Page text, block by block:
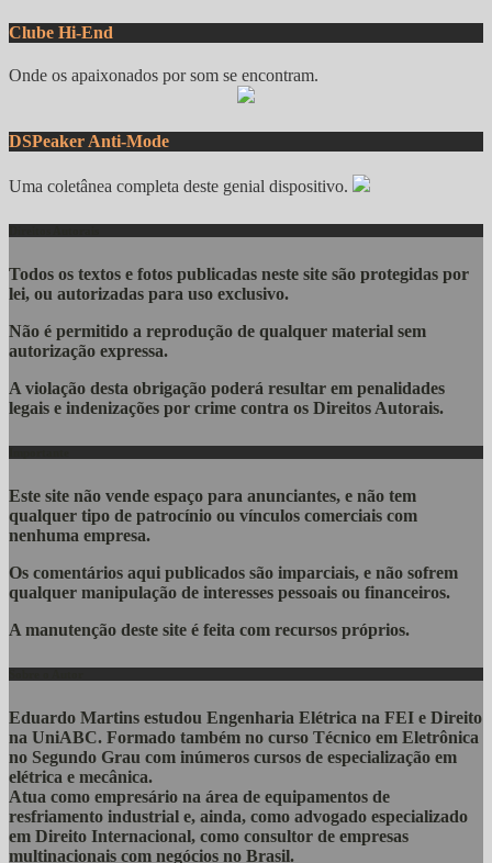
Clube Hi-End
Onde os apaixonados por som se encontram.
DSPeaker Anti-Mode
Uma coletânea completa deste genial dispositivo.
Todos os textos e fotos publicadas neste site são protegidas por
lei, ou autorizadas para uso exclusivo.
Não é permitido a reprodução de qualquer material sem
autorização expressa.
A violação desta obrigação poderá resultar em penalidades
legais e indenizações por crime contra os Direitos Autorais.
Este site não vende espaço para anunciantes, e não tem
qualquer tipo de patrocínio ou vínculos comerciais com
nenhuma empresa.
Os comentários aqui publicados são imparciais, e não sofrem
qualquer manipulação de interesses pessoais ou financeiros.
A manutenção deste site é feita com recursos próprios.
Eduardo Martins estudou Engenharia Elétrica na FEI e Direito
na UniABC. Formado também no curso Técnico em Eletrônica
no Segundo Grau com inúmeros cursos de especialização em
elétrica e mecânica.
Atua como empresário na área de equipamentos de
resfriamento industrial e, ainda, como advogado especializado
em Direito Internacional, como consultor de empresas
multinacionais com negócios no Brasil.